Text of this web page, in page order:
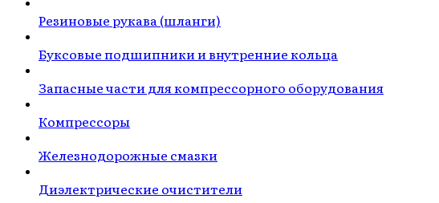
Резиновые рукава (шланги)
Буксовые подшипники и внутренние кольца
Запасные части для компрессорного оборудования
Компрессоры
Железнодорожные смазки
Диэлектрические очистители